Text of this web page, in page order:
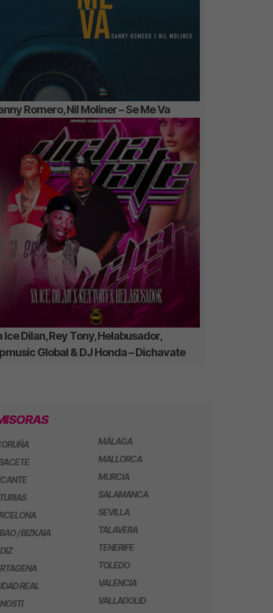
Romero, Nil Moliner – Se Me Va
Ice Dilan, Rey Tony, Helabusador,
Global & DJ Honda – Dichavate
/ BIZKAIA
REAL
MÁLAGA
MALLORCA
MURCIA
SALAMANCA
SEVILLA
TALAVERA
TENERIFE
TOLEDO
VALENCIA
VALLADOLID